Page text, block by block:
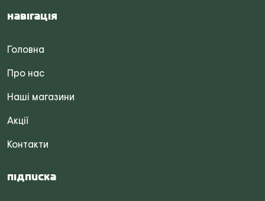
Навігація
Головна
Про нас
Наші магазини
Акції
Контакти
Підписка